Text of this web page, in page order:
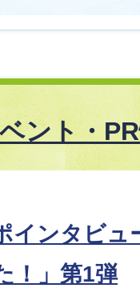
ント・
インタビュ
！」第1弾